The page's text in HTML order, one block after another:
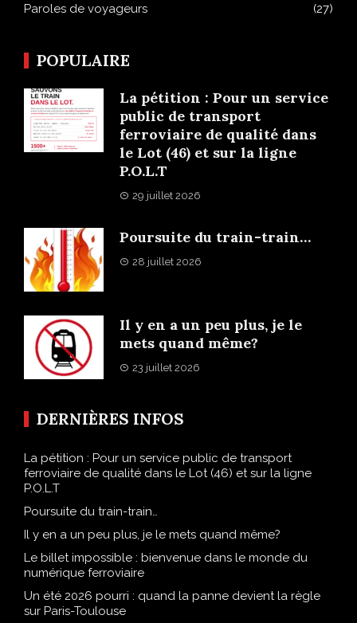
Paroles de voyageurs
(27)
POPULAIRE
La pétition : Pour un service
public de transport
ferroviaire de qualité dans
le Lot (46) et sur la ligne
P.O.L.T
29 juillet 2026
Poursuite du train-train…
28 juillet 2026
Il y en a un peu plus, je le
mets quand même?
23 juillet 2026
DERNIÈRES INFOS
La pétition : Pour un service public de transport
ferroviaire de qualité dans le Lot (46) et sur la ligne
P.O.L.T
Poursuite du train-train…
Il y en a un peu plus, je le mets quand même?
Le billet impossible : bienvenue dans le monde du
numérique ferroviaire
Un été 2026 pourri : quand la panne devient la règle
sur Paris-Toulouse